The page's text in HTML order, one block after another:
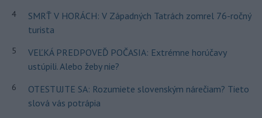
4
SMRŤ V HORÁCH: V Západných Tatrách zomrel 76-ročný
turista
5
VEĽKÁ PREDPOVEĎ POČASIA: Extrémne horúčavy
ustúpili. Alebo žeby nie?
6
OTESTUJTE SA: Rozumiete slovenským nárečiam? Tieto
slová vás potrápia